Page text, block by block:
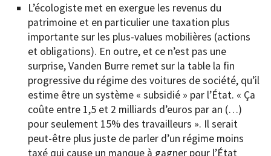
L’écologiste met en exergue les revenus du
patrimoine et en particulier une taxation plus
importante sur les plus-values mobilières (actions
et obligations). En outre, et ce n’est pas une
surprise, Vanden Burre remet sur la table la fin
progressive du régime des voitures de société, qu’il
estime être un système « subsidié » par l’État. « Ça
coûte entre 1,5 et 2 milliards d’euros par an (…)
pour seulement 15% des travailleurs ». Il serait
peut-être plus juste de parler d’un régime moins
taxé qui cause un manque à gagner pour l’État